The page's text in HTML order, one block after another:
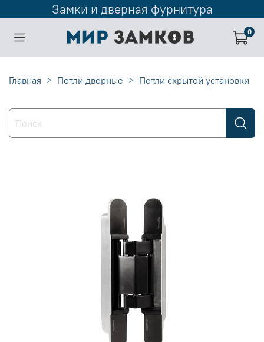
Замки и дверная фурнитура
0
Главная Петли дверные Петли скрытой установки